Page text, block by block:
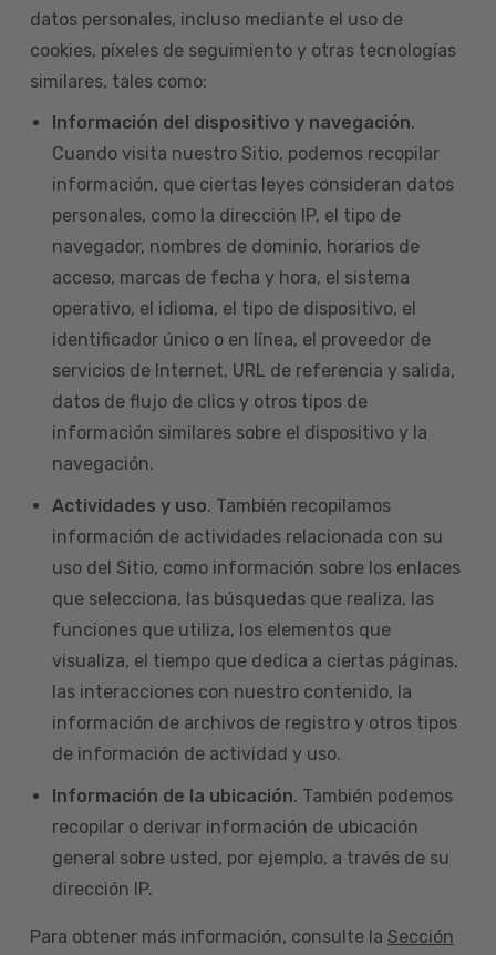
datos personales, incluso mediante el uso de
cookies, píxeles de seguimiento y otras tecnologías
similares, tales como:
Información del dispositivo y navegación.
Cuando visita nuestro Sitio, podemos recopilar
información, que ciertas leyes consideran datos
personales, como la dirección IP, el tipo de
navegador, nombres de dominio, horarios de
acceso, marcas de fecha y hora, el sistema
operativo, el idioma, el tipo de dispositivo, el
identificador único o en línea, el proveedor de
servicios de Internet, URL de referencia y salida,
datos de flujo de clics y otros tipos de
información similares sobre el dispositivo y la
navegación.
Actividades y uso. También recopilamos
información de actividades relacionada con su
uso del Sitio, como información sobre los enlaces
que selecciona, las búsquedas que realiza, las
funciones que utiliza, los elementos que
visualiza, el tiempo que dedica a ciertas páginas,
las interacciones con nuestro contenido, la
información de archivos de registro y otros tipos
de información de actividad y uso.
Información de la ubicación. También podemos
recopilar o derivar información de ubicación
general sobre usted, por ejemplo, a través de su
dirección IP.
Para obtener más información, consulte la Sección